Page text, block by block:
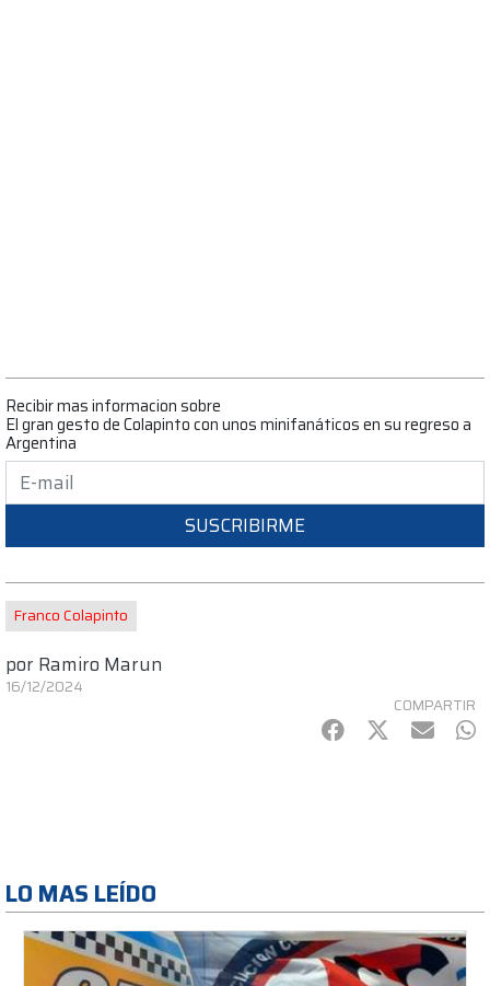
Recibir mas informacion sobre
El gran gesto de Colapinto con unos minifanáticos en su regreso a
Argentina
SUSCRIBIRME
Franco Colapinto
por Ramiro Marun
16/12/2024
COMPARTIR
Facebook
Twitter
mail
LO MAS LEÍDO